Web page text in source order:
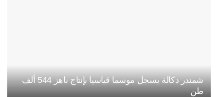
شمندر دكالة يسجل موسما قياسيا بإنتاج ناهز 544 ألف
طن